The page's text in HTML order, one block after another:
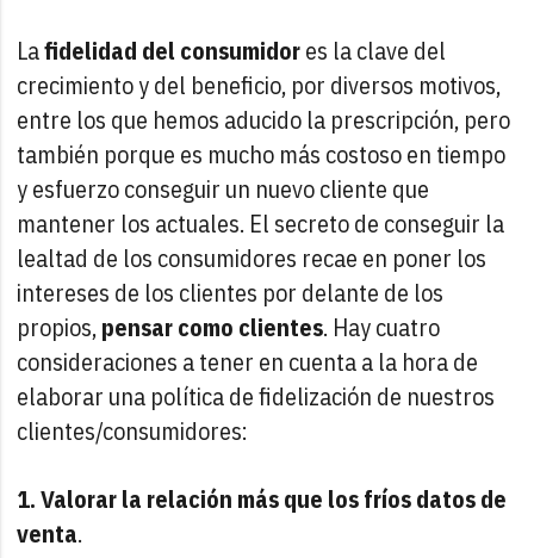
Lafidelidad del consumidores la clave del
crecimiento y del beneficio, por diversos motivos,
entre los que hemos aducido la prescripción, pero
también porque es mucho más costoso en tiempo
y esfuerzo conseguir un nuevo cliente que
mantener los actuales. El secreto de conseguir la
lealtad de los consumidores recae en poner los
intereses de los clientes por delante de los
propios,pensar como clientes. Hay cuatro
consideraciones a tener en cuenta a la hora de
elaborar una política de fidelización de nuestros
clientes/consumidores:
1. Valorar la relación más que los fríos datos de
venta.